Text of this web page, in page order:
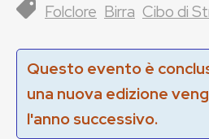
Folclore Birra Cibo di
Questo evento è
una nuova edizione
l'anno successivo.